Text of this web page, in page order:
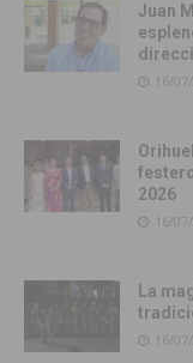
Juan
16/
2026
16/
La
16/